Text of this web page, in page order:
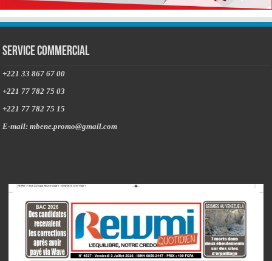
Service commercial
+221 33 867 67 00
+221 77 782 75 03
+221 77 782 75 15
E-mail: mbene.promo@gmail.com